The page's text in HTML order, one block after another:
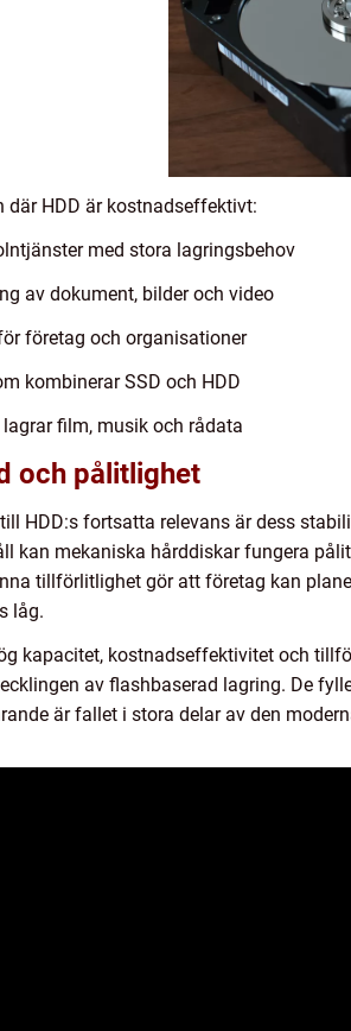
där HDD är kostnadseffektivt:
med stora lagringsbehov
av dokument, bilder och video
företag och organisationer
kombinerar SSD och HDD
film, musik och rådata
och pålitlighet
HDD:s fortsatta relevans är dess
kan mekaniska hårddiskar fungera
tillförlitlighet gör att företag kan
låg.
kapacitet, kostnadseffektivitet och
av flashbaserad lagring. De
är fallet i stora delar av den